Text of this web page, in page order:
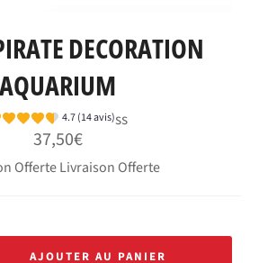
DECORATION
AQUARIUM
4.7 (14 avis)ss
Prix
régulier
37,50€
Offerte Livraison Offerte
AJOUTER AU PANIER